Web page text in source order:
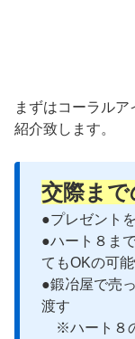
まずはコーラル
紹介致します。
交際ま
●プレゼント
●ハート８ま
てもOKの可能
●鍛冶屋で売
渡す
※ハート８